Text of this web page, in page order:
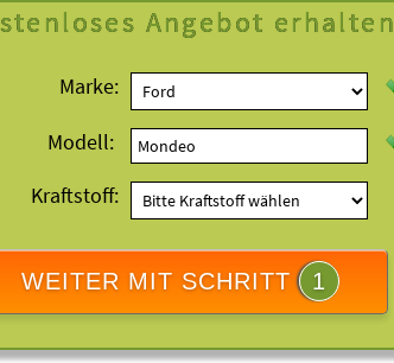
Angebot erhalten
Marke:
Modell:
Kraftstoff:
WEITER MIT SCHRITT 1